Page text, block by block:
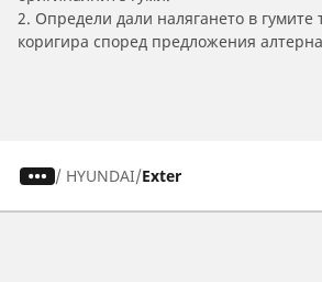
2. Определи дали налягането в гумите
коригира според предложения
/ HYUNDAI Exter